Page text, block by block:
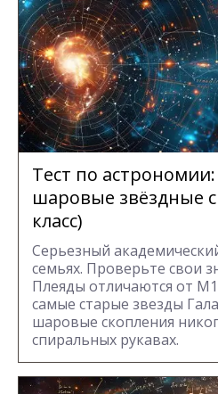
Тест по
шаровые звёздные
класс)
Серьезный
семьях. Проверьте свои
Плеяды отличаются от
самые старые звезды
шаровые скопления
спиральных рукавах.